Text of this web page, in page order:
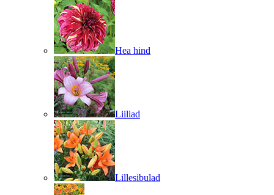
Hea hind
Liiliad
Lillesibulad